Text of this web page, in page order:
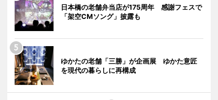
日本橋の老舗弁当店が175周年 感謝フェスで
「架空CMソング」披露も
ゆかたの老舗「三勝」が企画展 ゆかた意匠
を現代の暮らしに再構成